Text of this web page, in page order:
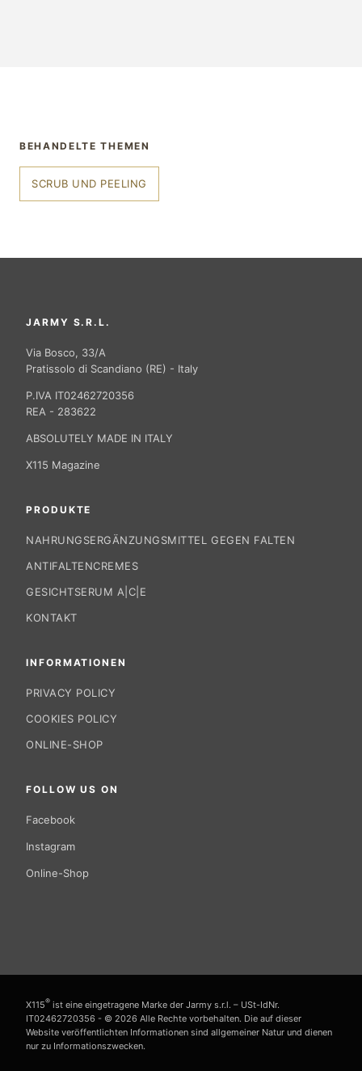
BEHANDELTE THEMEN
SCRUB UND PEELING
JARMY S.R.L.
Via Bosco, 33/A
Pratissolo di Scandiano (RE) - Italy
P.IVA IT02462720356
REA - 283622
ABSOLUTELY MADE IN ITALY
X115 Magazine
PRODUKTE
NAHRUNGSERGÄNZUNGSMITTEL GEGEN FALTEN
ANTIFALTENCREMES
GESICHTSERUM A|C|E
KONTAKT
INFORMATIONEN
PRIVACY POLICY
COOKIES POLICY
ONLINE-SHOP
FOLLOW US ON
Facebook
Instagram
Online-Shop
X115® ist eine eingetragene Marke der Jarmy s.r.l. – USt-IdNr.
IT02462720356 - © 2026 Alle Rechte vorbehalten. Die auf dieser
Website veröffentlichten Informationen sind allgemeiner Natur und dienen
nur zu Informationszwecken.